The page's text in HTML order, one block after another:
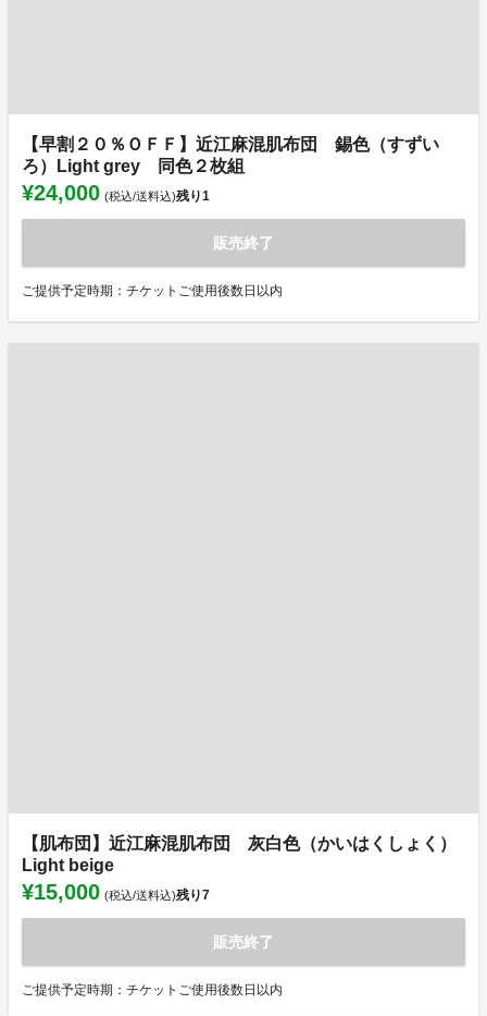
【早割２０％ＯＦＦ】近江麻混肌布団 錫色（すずい
ろ）Light grey 同色２枚組
¥24,000 (税込/送料込)残り1
販売終了
ご提供予定時期：チケットご使用後数日以内
【肌布団】近江麻混肌布団 灰白色（かいはくしょく）
Light beige
¥15,000 (税込/送料込)残り7
販売終了
ご提供予定時期：チケットご使用後数日以内